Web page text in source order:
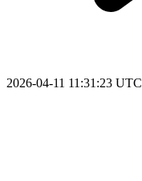
2026-04-11 11:31:23 UTC